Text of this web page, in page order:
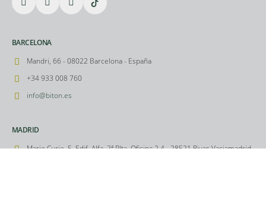
BARCELONA
Mandri, 66 - 08022 Barcelona - España
+34 933 008 760
info@biton.es
MADRID
Marie Curie, 5, Edif. Alfa, 2ª Plta, Oficina 2.4 - 28521 Rivas Vaciamadrid